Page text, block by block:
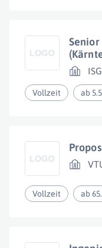
Vollzeit ab
Vollzeit ab